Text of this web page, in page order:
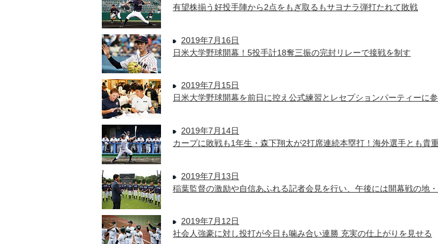
有望株揃う好投手陣から2点をもぎ取るもサヨナラ弾打たれて敗戦
2019年7月16日
日米大学野球開幕！5投手計18奪三振の完封リレーで接戦を制す
2019年7月15日
日米大学野球開幕を前日に控え公式練習とレセプションパーティーに
2019年7月14日
カープに敗戦も1年生・森下翔太が2打席連続本塁打！海外選手とも貴
2019年7月13日
稲葉監督の激励や自信あふれる記者会見を行い、午後には開幕戦の地
2019年7月12日
社会人強豪に対し投打が今日も噛み合い連勝 充実の仕上がりを見せる